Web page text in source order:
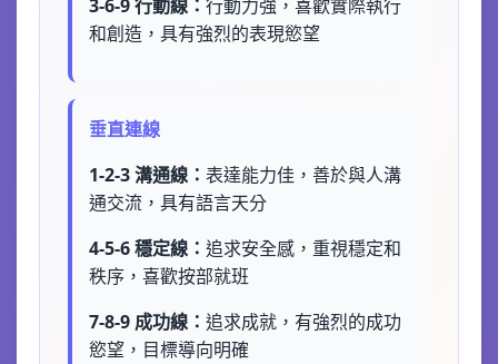
3-6-9 行動線： 行動力強，喜歡實際執行
和創造，具有強烈的表現慾望
垂直連線
1-2-3 溝通線： 表達能力佳，善於與人溝
通交流，具有語言天分
4-5-6 穩定線： 追求安全感，重視穩定和
秩序，喜歡按部就班
7-8-9 成功線： 追求成就，有強烈的成功
慾望，目標導向明確